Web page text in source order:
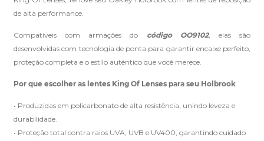
Clique aquie peça ajuda dos nossos especialistas.
de alta performance.
Compatíveis com armações do código OO9102, elas são
desenvolvidas com tecnologia de ponta para garantir encaixe perfeito,
proteção completa e o estilo autêntico que você merece.
Por que escolher as lentes King Of Lenses para seu Holbrook
• Produzidas em policarbonato de alta resistência, unindo leveza e
durabilidade.
• Proteção total contra raios UVA, UVB e UV400, garantindo cuidado